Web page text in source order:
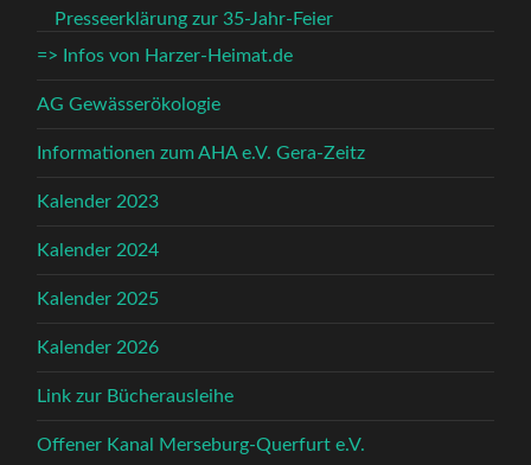
Presseerklärung zur 35-Jahr-Feier
=> Infos von Harzer-Heimat.de
AG Gewässerökologie
Informationen zum AHA e.V. Gera-Zeitz
Kalender 2023
Kalender 2024
Kalender 2025
Kalender 2026
Link zur Bücherausleihe
Offener Kanal Merseburg-Querfurt e.V.